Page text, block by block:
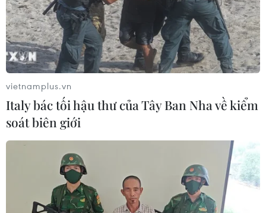
vietnamplus.vn
Italy bác tối hậu thư của Tây Ban Nha về kiểm
soát biên giới